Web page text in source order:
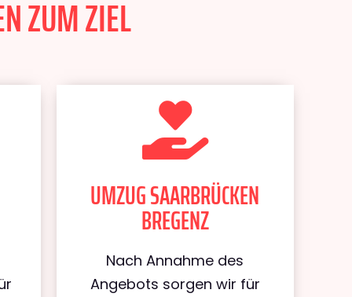
ZUM ZIEL
UMZUG SAARBRÜCKEN
BREGENZ
Nach Annahme des
Angebots sorgen wir für